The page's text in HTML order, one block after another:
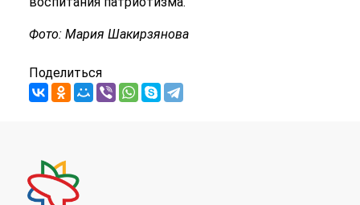
Фото: Мария Шакирзянова
Поделиться